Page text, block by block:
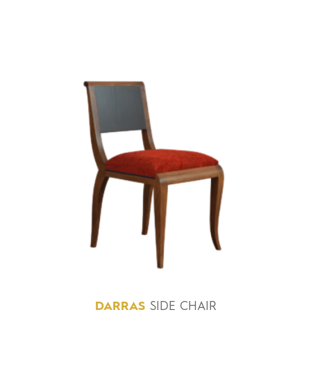
DARRASSIDE CHAIR